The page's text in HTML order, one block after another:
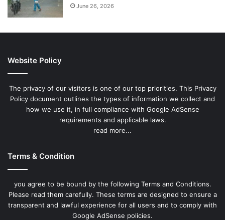
June 26, 2026
Website Policy
The privacy of our visitors is one of our top priorities. This Privacy
Policy document outlines the types of information we collect and
how we use it, in full compliance with Google AdSense
requirements and applicable laws.
read more...
Terms & Condition
you agree to be bound by the following Terms and Conditions.
Please read them carefully. These terms are designed to ensure a
transparent and lawful experience for all users and to comply with
Google AdSense policies.